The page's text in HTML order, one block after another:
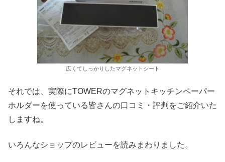
広くてしっかりしたマグネットシート
それでは、実際にTOWERのマグネットキッチンペーパー
ホルダーを使っている皆さんの口コミ・評判をご紹介いた
しますね。
いろんなショップのレビューを読みまわりました。